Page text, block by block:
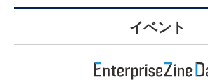
イベント